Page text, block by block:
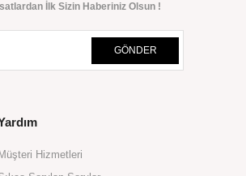
İlk Sizin Haberiniz Olsun !
GÖNDER
Müşteri Hizmetleri